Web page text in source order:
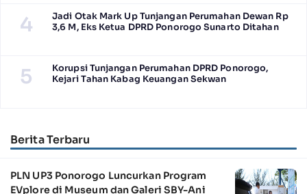
4
Jadi Otak Mark Up Tunjangan Perumahan Dewan Rp
3,6 M, Eks Ketua DPRD Ponorogo Sunarto Ditahan
5
Korupsi Tunjangan Perumahan DPRD Ponorogo,
Kejari Tahan Kabag Keuangan Sekwan
Berita Terbaru
PLN UP3 Ponorogo Luncurkan Program
EVplore di Museum dan Galeri SBY-Ani